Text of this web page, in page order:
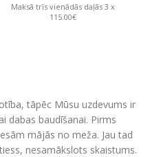
Maksā trīs vienādās daļās 3 x
115.00€
tāpēc Mūsu uzdevums ir
dabas baudīšanai. Pirms
mājās no meža. Jau tad
nesamākslots skaistums.